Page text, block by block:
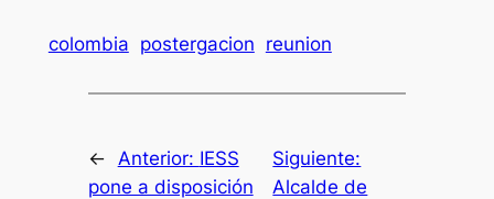
colombia postergacion reunion
← Anterior: IESS
pone a disposición
Siguiente:
Alcalde de